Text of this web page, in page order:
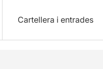
Cartellera i entrades